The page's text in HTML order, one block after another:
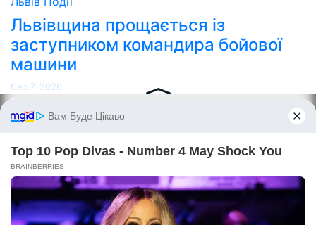
Львівщина прощається із
заступником командира бойової
машини
Сер 7, 2026
Point Lviv
Сайт працює на WordPress|Тема:Newsesза
Themeansar.